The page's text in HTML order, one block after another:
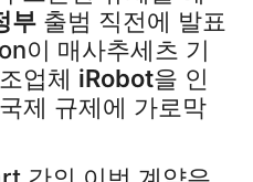
부 출범 직전에 발표
이 매사추세츠 기
업체 iRobot을 인
제 규제에 가로막